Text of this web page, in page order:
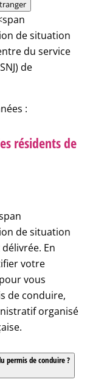
de situation
du service
de
:
résidents de
de situation
En
votre
vous
de conduire,
organisé
permis de conduire ?